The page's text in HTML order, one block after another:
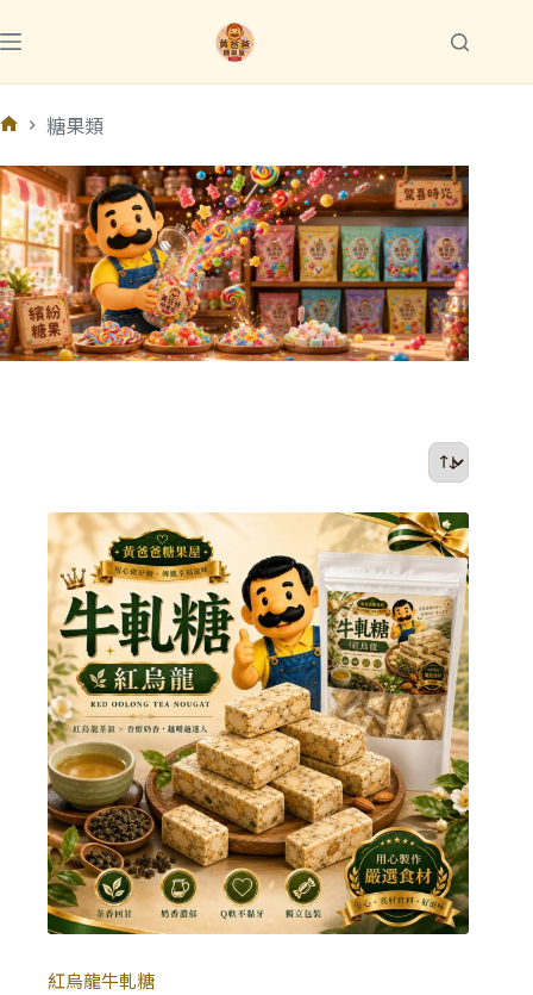
至
主
要
容
頁
糖果類
紅烏龍牛軋糖